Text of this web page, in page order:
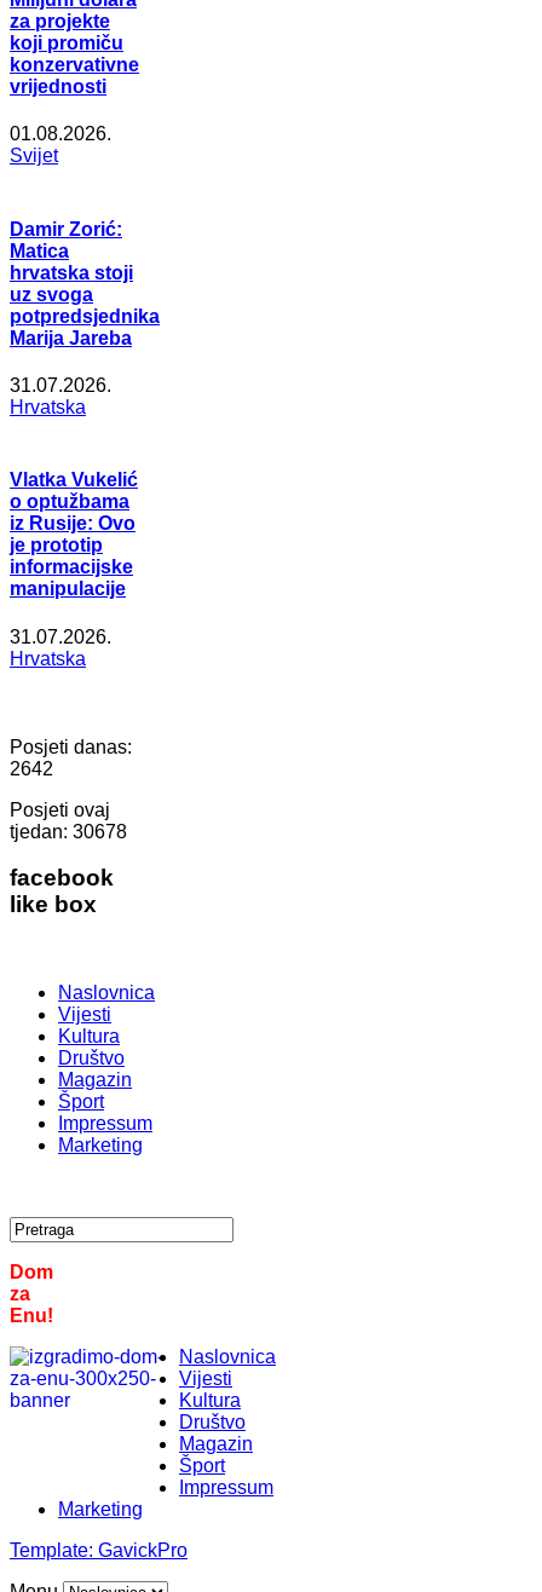
za projekte
koji promiču
konzervativne
vrijednosti
01.08.2026.
Svijet
Damir Zorić:
Matica
hrvatska stoji
uz svoga
potpredsjednika
Marija Jareba
31.07.2026.
Hrvatska
Vlatka Vukelić
o optužbama
iz Rusije: Ovo
je prototip
informacijske
manipulacije
31.07.2026.
Hrvatska
Posjeti danas:
2642
Posjeti ovaj
tjedan: 30678
facebook
like box
Naslovnica
Vijesti
Kultura
Društvo
Magazin
Šport
Impressum
Marketing
Dom
za
Enu!
Naslovnica
Vijesti
Kultura
Društvo
Magazin
Šport
Impressum
Marketing
Template: GavickPro